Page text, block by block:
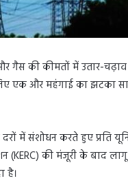
की कीमतों में उतार-
एक और महंगाई का झटका
में संशोधन करते हुए प्रति
की मंजूरी के बाद
है।